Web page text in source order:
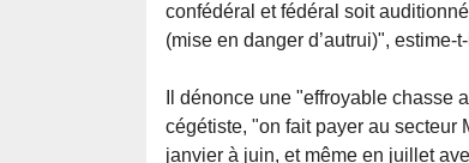
confédéral et fédéral soit
(mise en danger d’autrui)", estime-
Il dénonce une "effroyable
cégétiste, "on fait payer au secteur
janvier à juin, et même en juillet